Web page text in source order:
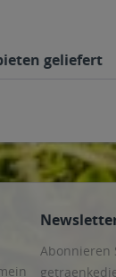
geliefert
Abonnieren